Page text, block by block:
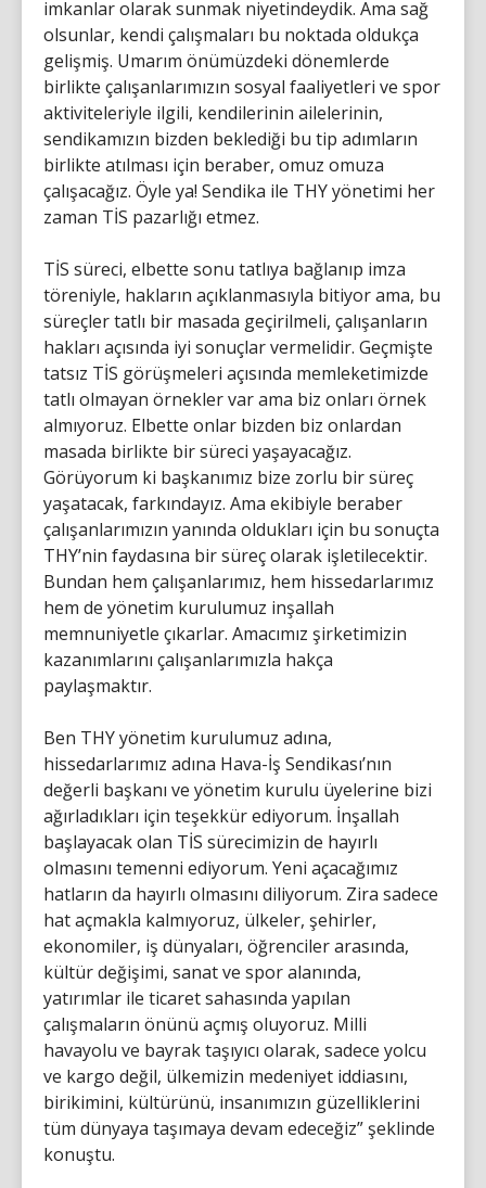
imkanlar olarak sunmak niyetindeydik. Ama sağ
olsunlar, kendi çalışmaları bu noktada oldukça
gelişmiş. Umarım önümüzdeki dönemlerde
birlikte çalışanlarımızın sosyal faaliyetleri ve spor
aktiviteleriyle ilgili, kendilerinin ailelerinin,
sendikamızın bizden beklediği bu tip adımların
birlikte atılması için beraber, omuz omuza
çalışacağız. Öyle ya! Sendika ile THY yönetimi her
zaman TİS pazarlığı etmez.
TİS süreci, elbette sonu tatlıya bağlanıp imza
töreniyle, hakların açıklanmasıyla bitiyor ama, bu
süreçler tatlı bir masada geçirilmeli, çalışanların
hakları açısında iyi sonuçlar vermelidir. Geçmişte
tatsız TİS görüşmeleri açısında memleketimizde
tatlı olmayan örnekler var ama biz onları örnek
almıyoruz. Elbette onlar bizden biz onlardan
masada birlikte bir süreci yaşayacağız.
Görüyorum ki başkanımız bize zorlu bir süreç
yaşatacak, farkındayız. Ama ekibiyle beraber
çalışanlarımızın yanında oldukları için bu sonuçta
THY’nin faydasına bir süreç olarak işletilecektir.
Bundan hem çalışanlarımız, hem hissedarlarımız
hem de yönetim kurulumuz inşallah
memnuniyetle çıkarlar. Amacımız şirketimizin
kazanımlarını çalışanlarımızla hakça
paylaşmaktır.
Ben THY yönetim kurulumuz adına,
hissedarlarımız adına Hava-İş Sendikası’nın
değerli başkanı ve yönetim kurulu üyelerine bizi
ağırladıkları için teşekkür ediyorum. İnşallah
başlayacak olan TİS sürecimizin de hayırlı
olmasını temenni ediyorum. Yeni açacağımız
hatların da hayırlı olmasını diliyorum. Zira sadece
hat açmakla kalmıyoruz, ülkeler, şehirler,
ekonomiler, iş dünyaları, öğrenciler arasında,
kültür değişimi, sanat ve spor alanında,
yatırımlar ile ticaret sahasında yapılan
çalışmaların önünü açmış oluyoruz. Milli
havayolu ve bayrak taşıyıcı olarak, sadece yolcu
ve kargo değil, ülkemizin medeniyet iddiasını,
birikimini, kültürünü, insanımızın güzelliklerini
tüm dünyaya taşımaya devam edeceğiz” şeklinde
konuştu.